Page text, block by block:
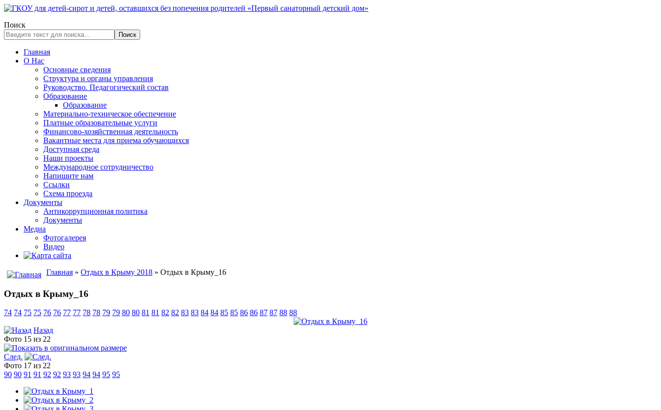
Поиск
Поиск
Главная
О Нас
Основные сведения
Структура и органы управления
Руководство. Педагогический состав
Образование
Образование
Материально-техническое обеспечение
Платные образовательные услуги
Финансово-хозяйственная деятельность
Вакантные места для приема обучающихся
Доступная среда
Наши проекты
Международное сотрудничество
Напишите нам
Ссылки
Схема проезда
Документы
Антикоррупционная политика
Документы
Медиа
Фотогалерея
Видео
Главная » Отдых в Крыму 2018 » Отдых в Крыму_16
Отдых в Крыму_16
74 74 75 75 76 76 77 77 78 78 79 79 80 80 81 81 82 82 83 83 84 84 85 85 86 86 87 87 88 88
Назад
Фото 15 из 22
След.
Фото 17 из 22
90 90 91 91 92 92 93 93 94 94 95 95